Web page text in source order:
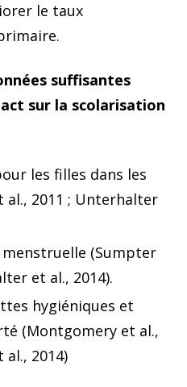
le taux
suffisantes
sur la scolarisation
les filles dans les
2011 ; Unterhalter
menstruelle (Sumpter
et al., 2014).
hygiéniques et
(Montgomery et al.,
2014)